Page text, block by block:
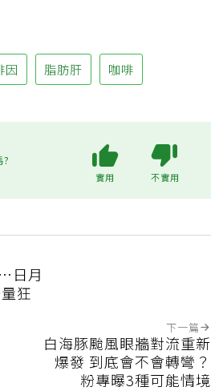
因 脂肪肝 咖啡
實用 不實用
日月
狂
下一篇
白海豚颱風眼牆對流重新
爆發 到底會不會轉彎？
粉專曝3種可能情境